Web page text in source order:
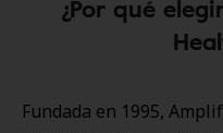
¿Por qué
Fundada en 1995,